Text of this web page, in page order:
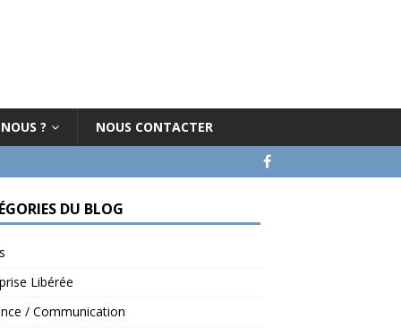
? NOUS CONTACTER
DU BLOG
Libérée
/ Communication